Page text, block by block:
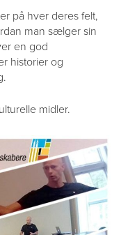
på hver deres felt,
man sælger sin
en god
historier og
midler.